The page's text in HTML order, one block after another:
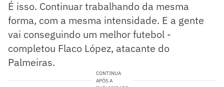
É isso. Continuar trabalhando da mesma
forma, com a mesma intensidade. E a gente
vai conseguindo um melhor futebol -
completou Flaco López, atacante do
Palmeiras.
CONTINUA
APÓS A